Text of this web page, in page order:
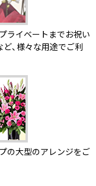
ライベートまでお祝い
ど、様々な用途でご利
の大型のアレンジをご